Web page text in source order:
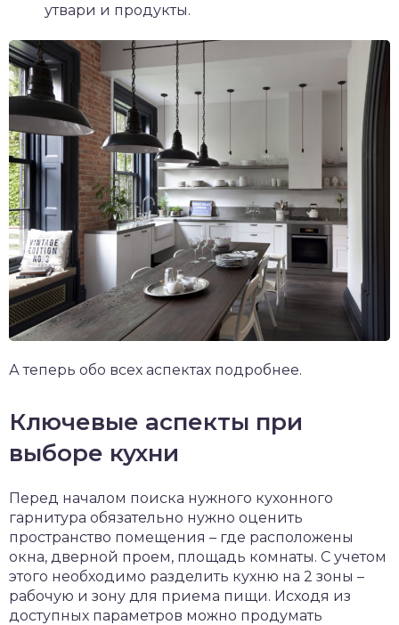
утвари и продукты.
А теперь обо всех аспектах подробнее.
Ключевые аспекты при
выборе кухни
Перед началом поиска нужного кухонного
гарнитура обязательно нужно оценить
пространство помещения – где расположены
окна, дверной проем, площадь комнаты. С учетом
этого необходимо разделить кухню на 2 зоны –
рабочую и зону для приема пищи. Исходя из
доступных параметров можно продумать